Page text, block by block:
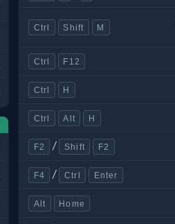
Ctrl Shift M
Ctrl F12
Ctrl H
Ctrl Alt H
F2 / Shift F2
F4 / Ctrl Enter
Alt Home